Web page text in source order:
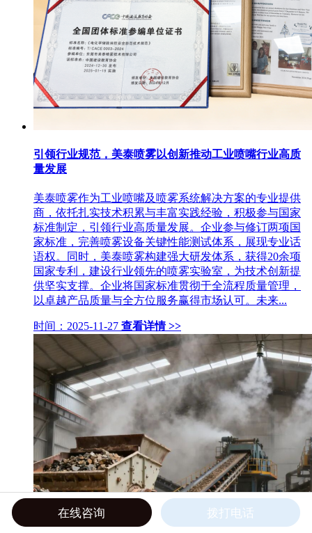
引领行业规范，美泰喷雾以创新推动工业喷嘴行业高质
量发展
美泰喷雾作为工业喷嘴及喷雾系统解决方案的专业提供
商，依托扎实技术积累与丰富实践经验，积极参与国家
标准制定，引领行业高质量发展。企业参与修订两项国
家标准，完善喷雾设备关键性能测试体系，展现专业话
语权。同时，美泰喷雾构建强大研发体系，获得20余项
国家专利，建设行业领先的喷雾实验室，为技术创新提
供坚实支撑。企业将国家标准贯彻于全流程质量管理，
以卓越产品质量与全方位服务赢得市场认可。未来...
时间：2025-11-27 查看详情 >>
在线咨询 拨打电话